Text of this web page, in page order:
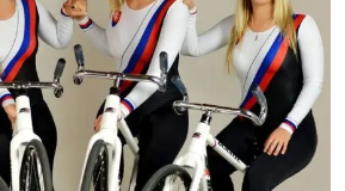
MESTO
REGIÓN
ŠPORT
KULTÚRA